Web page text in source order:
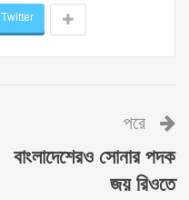
Twitter
পরে
বাংলাদেশেরও সোনার পদক
জয় রিওতে